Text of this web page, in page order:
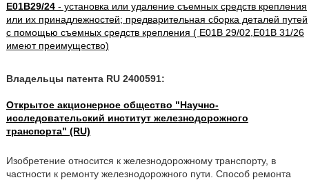
E01B29/24- установка или удаление съемных средств крепления
или их принадлежностей; предварительная сборка деталей путей
с помощью съемных средств крепления ( E01B 29/02,E01B 31/26
имеют преимущество)
Владельцы патента RU 2400591:
Открытое акционерное общество "Научно-
исследовательский институт железнодорожного
транспорта" (RU)
Изобретение относится к железнодорожному транспорту, в
частности к ремонту железнодорожного пути. Способ ремонта